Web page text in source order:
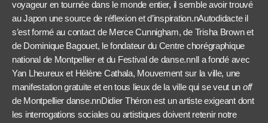
voyageur en tournée dans le monde entier, il semble avoir trouvé
au Japon une source de réflexion et d’inspiration.nAutodidacte il
s’est formé au contact de Merce Cunnigham, de Trisha Brown et
de Dominique Bagouet, le fondateur du Centre chorégraphique
national de Montpellier et du Festival de danse.nnIl a fondé avec
Yan Lheureux et Hélène Cathala, Mouvement sur la ville, une
manifestation gratuite et en tous lieux de la ville qui se veut un off
de Montpellier danse.nnDidier Théron est un artiste exigeant dont
les interrogations sociales ou artistiques doivent retenir notre